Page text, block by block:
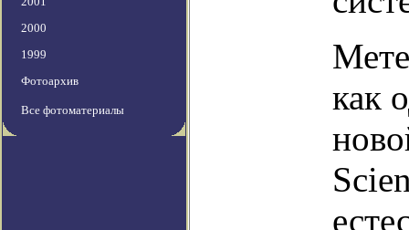
2000
1999
Фотоархив
Все фотоматериалы
как